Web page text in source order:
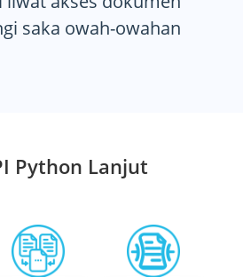
saka owah-owahan
Python Lanjut